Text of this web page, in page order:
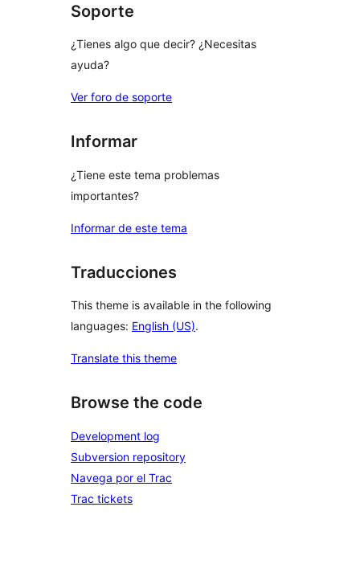
Soporte
¿Tienes algo que decir? ¿Necesitas
ayuda?
Ver foro de soporte
Informar
¿Tiene este tema problemas
importantes?
Informar de este tema
Traducciones
This theme is available in the following
languages: English (US).
Translate this theme
Browse the code
Development log
Subversion repository
Navega por el Trac
Trac tickets